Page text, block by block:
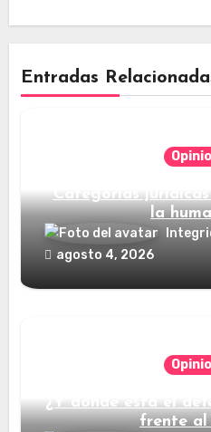
Entradas
Categorías
la
agosto 4, 2026
¿Y dónde está el
frente al